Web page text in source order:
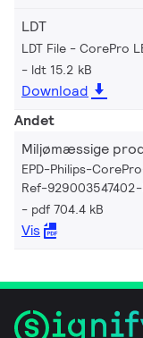
LDT
LDT File - CorePro
ldt 15.2 kB
Download
Andet
Miljømæssige
EPD-Philips-
Ref-929003547402-
pdf 704.4 kB
Vis